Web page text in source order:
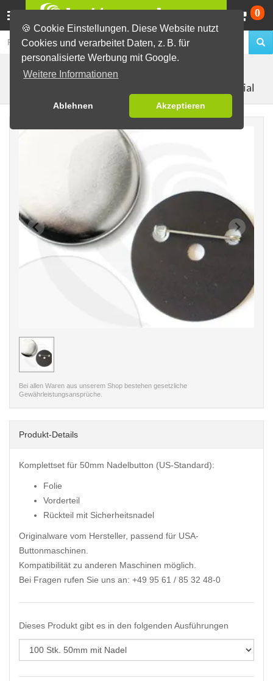
🍪 Cookie Einstellungen. Diese Website nutzt
Cookies und verarbeitet Daten, z. B. für
personalisierte Werbung mit Google.
Weitere Informationen
Ablehnen Akzeptieren
0
Buttons selber machen
Material zur Buttonherstellung
50mm Rohmaterial
< /picture>
Bei allen Waren aus unserem Shop bestehen gesetzliche
Gewährleistungsansprüche.
Produkt-Details
Komplettset für 50mm Nadelbutton (US-Standard):
Folie
Vorderteil
Rückteil mit Sicherheitsnadel
Originalware vom Hersteller, passend für USA-
Buttonmaschinen.
Kompatibilität zu anderen Maschinen möglich.
Bei Fragen rufen Sie uns an: +49 95 61 / 85 32 48-0
Dieses Produkt gibt es in den folgenden Ausführungen